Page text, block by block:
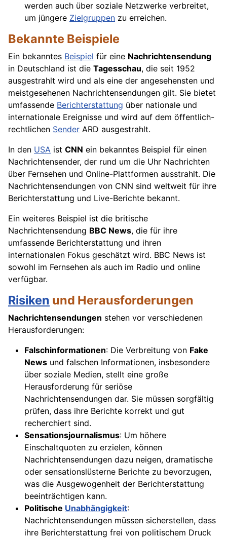
werden auch über soziale Netzwerke verbreitet,
um jüngere Zielgruppen zu erreichen.
Bekannte Beispiele
Ein bekanntes Beispiel für eine Nachrichtensendung
in Deutschland ist die Tagesschau, die seit 1952
ausgestrahlt wird und als eine der angesehensten und
meistgesehenen Nachrichtensendungen gilt. Sie bietet
umfassende Berichterstattung über nationale und
internationale Ereignisse und wird auf dem öffentlich-
rechtlichen Sender ARD ausgestrahlt.
In den USA ist CNN ein bekanntes Beispiel für einen
Nachrichtensender, der rund um die Uhr Nachrichten
über Fernsehen und Online-Plattformen ausstrahlt. Die
Nachrichtensendungen von CNN sind weltweit für ihre
Berichterstattung und Live-Berichte bekannt.
Ein weiteres Beispiel ist die britische
Nachrichtensendung BBC News, die für ihre
umfassende Berichterstattung und ihren
internationalen Fokus geschätzt wird. BBC News ist
sowohl im Fernsehen als auch im Radio und online
verfügbar.
Risiken und Herausforderungen
Nachrichtensendungen stehen vor verschiedenen
Herausforderungen:
Falschinformationen: Die Verbreitung von Fake
News und falschen Informationen, insbesondere
über soziale Medien, stellt eine große
Herausforderung für seriöse
Nachrichtensendungen dar. Sie müssen sorgfältig
prüfen, dass ihre Berichte korrekt und gut
recherchiert sind.
Sensationsjournalismus: Um höhere
Einschaltquoten zu erzielen, können
Nachrichtensendungen dazu neigen, dramatische
oder sensationslüsterne Berichte zu bevorzugen,
was die Ausgewogenheit der Berichterstattung
beeinträchtigen kann.
Politische Unabhängigkeit:
Nachrichtensendungen müssen sicherstellen, dass
ihre Berichterstattung frei von politischem Druck